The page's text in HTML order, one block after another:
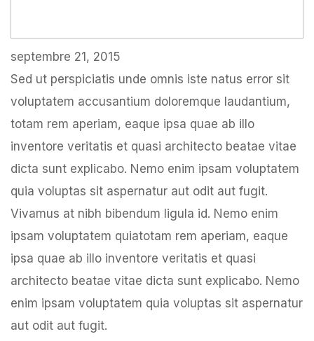
septembre 21, 2015
Sed ut perspiciatis unde omnis iste natus error sit
voluptatem accusantium doloremque laudantium,
totam rem aperiam, eaque ipsa quae ab illo
inventore veritatis et quasi architecto beatae vitae
dicta sunt explicabo. Nemo enim ipsam voluptatem
quia voluptas sit aspernatur aut odit aut fugit.
Vivamus at nibh bibendum ligula id. Nemo enim
ipsam voluptatem quiatotam rem aperiam, eaque
ipsa quae ab illo inventore veritatis et quasi
architecto beatae vitae dicta sunt explicabo. Nemo
enim ipsam voluptatem quia voluptas sit aspernatur
aut odit aut fugit.